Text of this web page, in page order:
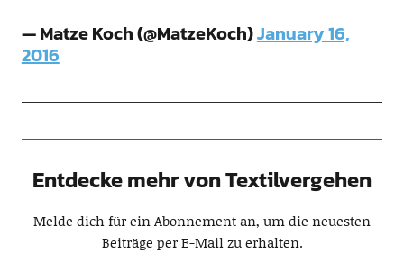
— Matze Koch (@MatzeKoch)January 16,
2016
Entdecke mehr von Textilvergehen
Melde dich für ein Abonnement an, um die neuesten
Beiträge per E-Mail zu erhalten.